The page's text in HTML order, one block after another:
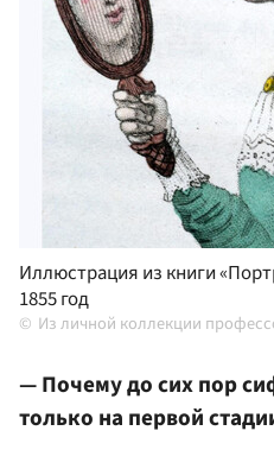
Иллюстрация из книги
1855 год
Из личной коллекции
— Почему до сих пор
только на первой